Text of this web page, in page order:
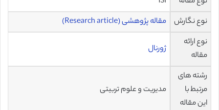
نوع نگارش
مقاله پژوهشی (Research article)
نوع ارائه
مقاله
ژورنال
رشته های
مرتبط با
این مقاله
مدیریت و علوم تربیتی